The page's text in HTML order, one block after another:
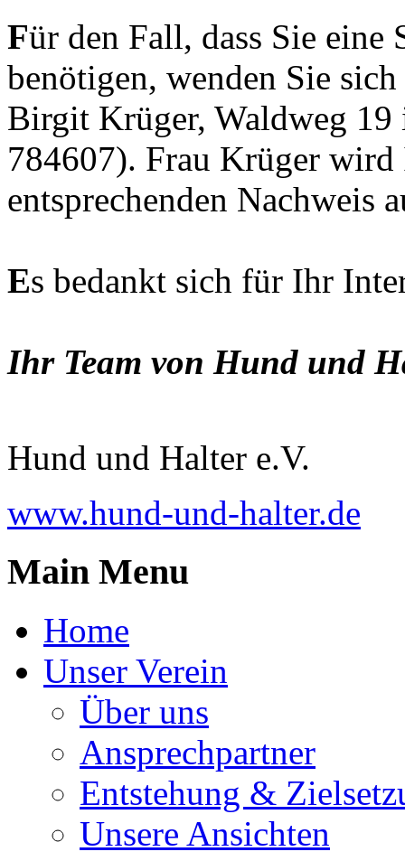
Für den Fall, dass Sie eine
benötigen, wenden Sie
Birgit Krüger, Waldweg 19
784607). Frau Krüger wird
entsprechenden Nachweis
Es bedankt sich für Ihr
Ihr Team von Hund und
Hund und Halter e.V.
www.hund-und-halter.de
Main Menu
Home
Unser Verein
Über uns
Ansprechpartner
Entstehung &
Unsere Ansichten